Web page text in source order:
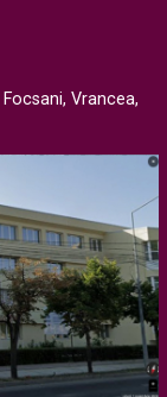
Vrancea,